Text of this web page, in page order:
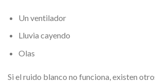
Un ventilador
Lluvia cayendo
Olas
Si el ruido blanco no funciona, existen